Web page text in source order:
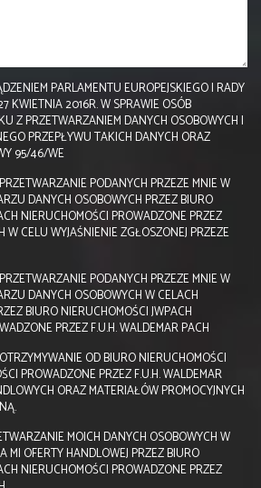
PARLAMENTU EUROPEJSKIEGO I RADY
KWIETNIA 2016R. W SPRAWIE OSÓB
Z PRZETWARZANIEM DANYCH OSOBOWYCH I
PRZEPŁYWU TAKICH DANYCH ORAZ
95/46/WE
PODANYCH PRZEZE MNIE W
DANYCH OSOBOWYCH PRZEZ BIURO
NIERUCHOMOŚCI PROWADZONE PRZEZ
W CELU WYJAŚNIENIE ZGŁOSZONEJ PRZEZE
PODANYCH PRZEZE MNIE W
DANYCH OSOBOWYCH W CELACH
BIURO NIERUCHOMOŚCI JWPACH
PRZEZ F.U.H. WALDEMAR PACH
OD BIURO NIERUCHOMOŚCI
PROWADZONE PRZEZ F.U.H. WALDEMAR
ORAZ MATERIAŁÓW PROMOCYJNYCH
MOICH DANYCH OSOBOWYCH W
MI OFERTY HANDLOWEJ PRZEZ BIURO
NIERUCHOMOŚCI PROWADZONE PRZEZ